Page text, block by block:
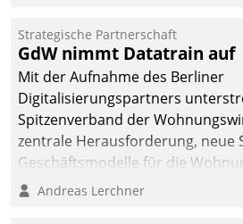
kommunale
gemeinsam mit der Berliner
Teilprozess der Objektsanierung
Strategische Partnerschaft
GdW nimmt Datatrain auf
Mit der Aufnahme des Berliner
Digitalisierungspartners
Spitzenverband der
zentrale Herausforderung, neue
Geschäftsmodelle für die
entwickeln.
Andreas Lerchner